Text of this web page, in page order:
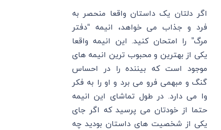
اگر دلتان یک داستان واقعا منحصر به
فرد و جذاب می خواهد، انیمه “دفتر
مرگ” را امتحان کنید. این انیمه واقعا
یکی از بهترین و محبوب ترین انیمه های
موجود است که بیننده را در احساس
گنگ و مبهمی فرو می برد و او را به فکر
وا می دارد. در طول تماشای این انیمه
حتما از خودتان می پرسید که اگر جای
یکی از شخصیت های داستان بودید چه